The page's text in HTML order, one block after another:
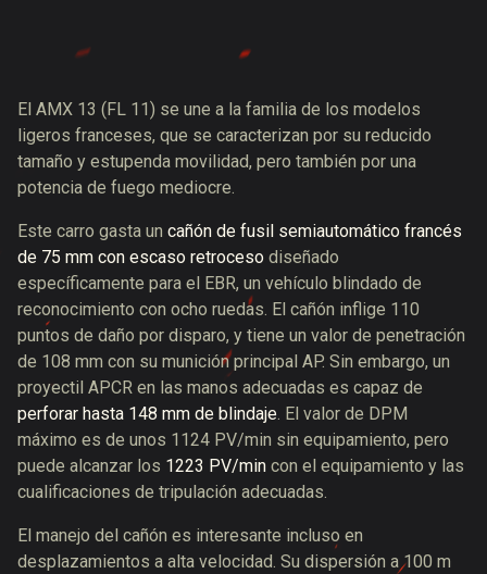
El AMX 13 (FL 11) se une a la familia de los modelos
ligeros franceses, que se caracterizan por su reducido
tamaño y estupenda movilidad, pero también por una
potencia de fuego mediocre.
Este carro gasta un cañón de fusil semiautomático francés
de 75 mm con escaso retroceso diseñado
específicamente para el EBR, un vehículo blindado de
reconocimiento con ocho ruedas. El cañón inflige 110
puntos de daño por disparo, y tiene un valor de penetración
de 108 mm con su munición principal AP. Sin embargo, un
proyectil APCR en las manos adecuadas es capaz de
perforar hasta 148 mm de blindaje. El valor de DPM
máximo es de unos 1124 PV/min sin equipamiento, pero
puede alcanzar los 1223 PV/min con el equipamiento y las
cualificaciones de tripulación adecuadas.
El manejo del cañón es interesante incluso en
desplazamientos a alta velocidad. Su dispersión a 100 m